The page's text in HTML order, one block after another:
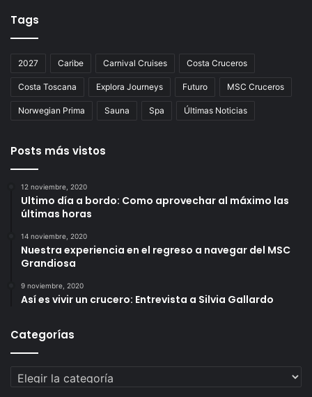
Tags
2027 Caribe Carnival Cruises Costa Cruceros
Costa Toscana Explora Journeys Futuro MSC Cruceros
Norwegian Prima Sauna Spa Últimas Noticias
Posts más vistos
12 noviembre, 2020
Ultimo día a bordo: Como aprovechar al máximo las
últimas horas
14 noviembre, 2020
Nuestra experiencia en el regreso a navegar del MSC
Grandiosa
9 noviembre, 2020
Así es vivir un crucero: Entrevista a Silvia Gallardo
Categorías
Categorías